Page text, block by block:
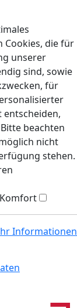
Cookies, die für
unserer
sind, sowie
für
entscheiden,
beachten
nicht
stehen.
Komfort
Informationen